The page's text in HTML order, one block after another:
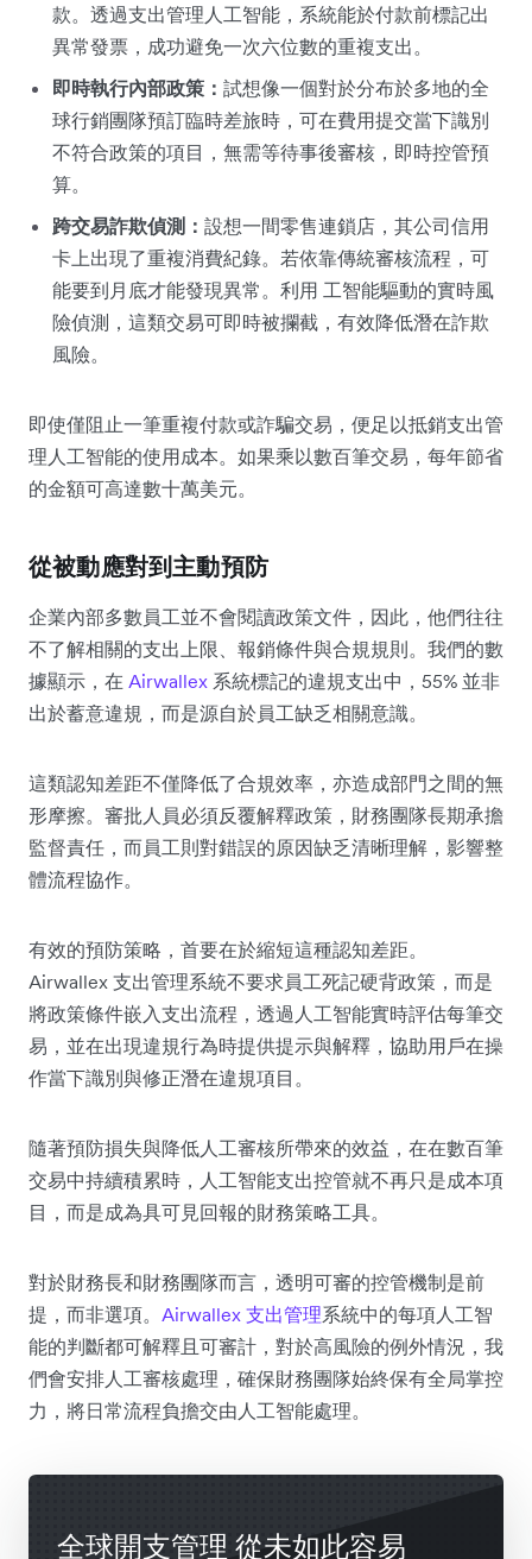
款。透過支出管理人工智能，系統能於付款前標記出
異常發票，成功避免一次六位數的重複支出。
即時執行內部政策： 試想像一個對於分布於多地的全
球行銷團隊預訂臨時差旅時，可在費用提交當下識別
不符合政策的項目，無需等待事後審核，即時控管預
算。
跨交易詐欺偵測： 設想一間零售連鎖店，其公司信用
卡上出現了重複消費紀錄。若依靠傳統審核流程，可
能要到月底才能發現異常。利用 工智能驅動的實時風
險偵測，這類交易可即時被攔截，有效降低潛在詐欺
風險。
即使僅阻止一筆重複付款或詐騙交易，便足以抵銷支出管
理人工智能的使用成本。如果乘以數百筆交易，每年節省
的金額可高達數十萬美元。
從被動應對到主動預防
企業內部多數員工並不會閱讀政策文件，因此，他們往往
不了解相關的支出上限、報銷條件與合規規則。我們的數
據顯示，在 Airwallex 系統標記的違規支出中，55% 並非
出於蓄意違規，而是源自於員工缺乏相關意識。
這類認知差距不僅降低了合規效率，亦造成部門之間的無
形摩擦。審批人員必須反覆解釋政策，財務團隊長期承擔
監督責任，而員工則對錯誤的原因缺乏清晰理解，影響整
體流程協作。
有效的預防策略，首要在於縮短這種認知差距。
Airwallex 支出管理系統不要求員工死記硬背政策，而是
將政策條件嵌入支出流程，透過人工智能實時評估每筆交
易，並在出現違規行為時提供提示與解釋，協助用戶在操
作當下識別與修正潛在違規項目。
隨著預防損失與降低人工審核所帶來的效益，在在數百筆
交易中持續積累時，人工智能支出控管就不再只是成本項
目，而是成為具可見回報的財務策略工具。
對於財務長和財務團隊而言，透明可審的控管機制是前
提，而非選項。 Airwallex 支出管理系統中的每項人工智
能的判斷都可解釋且可審計，對於高風險的例外情況，我
們會安排人工審核處理，確保財務團隊始終保有全局掌控
力，將日常流程負擔交由人工智能處理。
全球開支管理 從未如此容易